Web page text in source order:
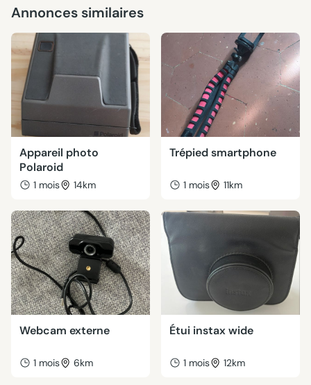
Annonces similaires
Appareil photo
Polaroid
1 mois 14km
Trépied smartphone
1 mois 11km
Webcam externe
1 mois 6km
Étui instax wide
1 mois 12km